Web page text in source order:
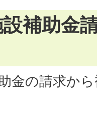
補助金
金の請求か